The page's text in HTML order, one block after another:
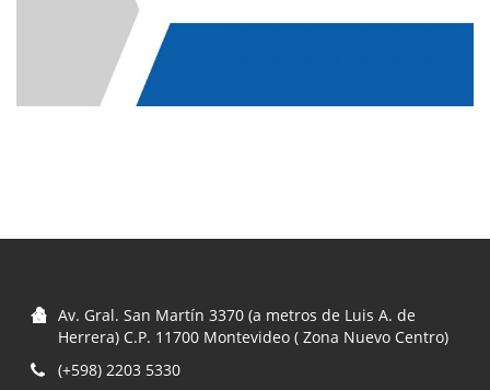
Av. Gral. San Martín 3370 (a metros de Luis A. de
Herrera) C.P. 11700 Montevideo ( Zona Nuevo Centro)
(+598) 2203 5330